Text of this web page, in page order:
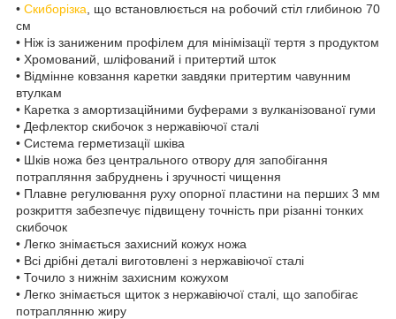
• Скиборізка , що встановлюється на робочий стіл глибиною 70
см
• Ніж із заниженим профілем для мінімізації тертя з продуктом
• Хромований, шліфований і притертий шток
• Відмінне ковзання каретки завдяки притертим чавунним
втулкам
• Каретка з амортизаційними буферами з вулканізованої гуми
• Дефлектор скибочок з нержавіючої сталі
• Система герметизації шківа
• Шків ножа без центрального отвору для запобігання
потрапляння забруднень і зручності чищення
• Плавне регулювання руху опорної пластини на перших 3 мм
розкриття забезпечує підвищену точність при різанні тонких
скибочок
• Легко знімається захисний кожух ножа
• Всі дрібні деталі виготовлені з нержавіючої сталі
• Точило з нижнім захисним кожухом
• Легко знімається щиток з нержавіючої сталі, що запобігає
потраплянню жиру